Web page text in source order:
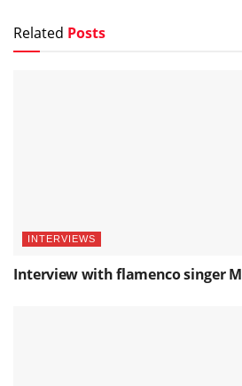
Related Posts
INTERVIEWS
Interview with flamenco singer